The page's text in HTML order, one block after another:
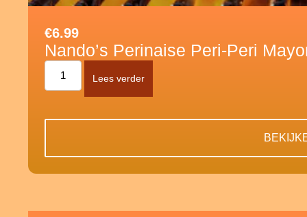
€6.99
Nando’s Perinaise Peri-Peri
Lees verder